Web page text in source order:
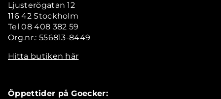
Ljusterögatan 12
116 42 Stockholm
Tel 08 408 382 59
Org.nr.: 556813-8449
Hitta butiken här
Öppettider på Goecker: